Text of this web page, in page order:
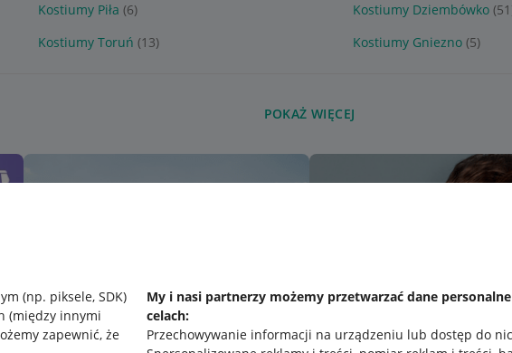
(np. piksele, SDK)
(między innymi
zapewnić, że
My i nasi partnerzy możemy przetwarzać dane
celach:
Przechowywanie informacji na urządzeniu lub dostęp do
Kostiumy Piła (6) Kostiumy Dziembówko
Kostiumy Toruń (13) Kostiumy Gniezno (5)
POKAŻ WIĘCEJ